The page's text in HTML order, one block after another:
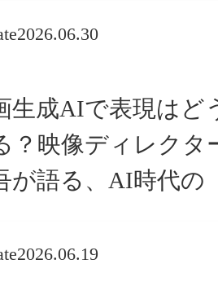
2026.06.30
生成AIで表現はど
？映像ディレクタ
が語る、AI時代の
2026.06.19